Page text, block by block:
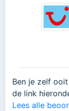
Ben je zelf
de link
Lees alle